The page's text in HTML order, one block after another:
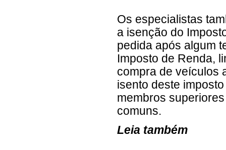
Os especialistas
a isenção do
pedida após algum
Imposto de Renda,
compra de veículos
isento deste
membros
comuns.
Leia também